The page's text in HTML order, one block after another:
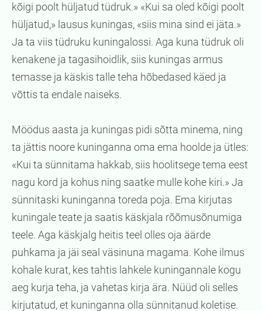
kõigi poolt hüljatud tüdruk.» «Kui sa oled kõigi poolt
hüljatud,» lausus kuningas, «siis mina sind ei jäta.»
Ja ta viis tüdruku kuningalossi. Aga kuna tüdruk oli
kenakene ja tagasihoidlik, siis kuningas armus
temasse ja käskis talle teha hõbedased käed ja
võttis ta endale naiseks.
Möödus aasta ja kuningas pidi sõtta minema, ning
ta jättis noore kuninganna oma ema hoolde ja ütles:
«Kui ta sünnitama hakkab, siis hoolitsege tema eest
nagu kord ja kohus ning saatke mulle kohe kiri.» Ja
sünnitaski kuninganna toreda poja. Ema kirjutas
kuningale teate ja saatis käskjala rõõmusõnumiga
teele. Aga käskjalg heitis teel olles oja äärde
puhkama ja jäi seal väsinuna magama. Kohe ilmus
kohale kurat, kes tahtis lahkele kuningannale kogu
aeg kurja teha, ja vahetas kirja ära. Nüüd oli selles
kirjutatud, et kuninganna olla sünnitanud koletise.